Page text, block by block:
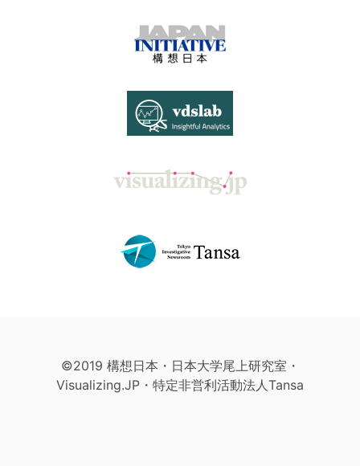
©2019 構想日本・日本大学尾上研究室・
Visualizing.JP・特定非営利活動法人Tansa